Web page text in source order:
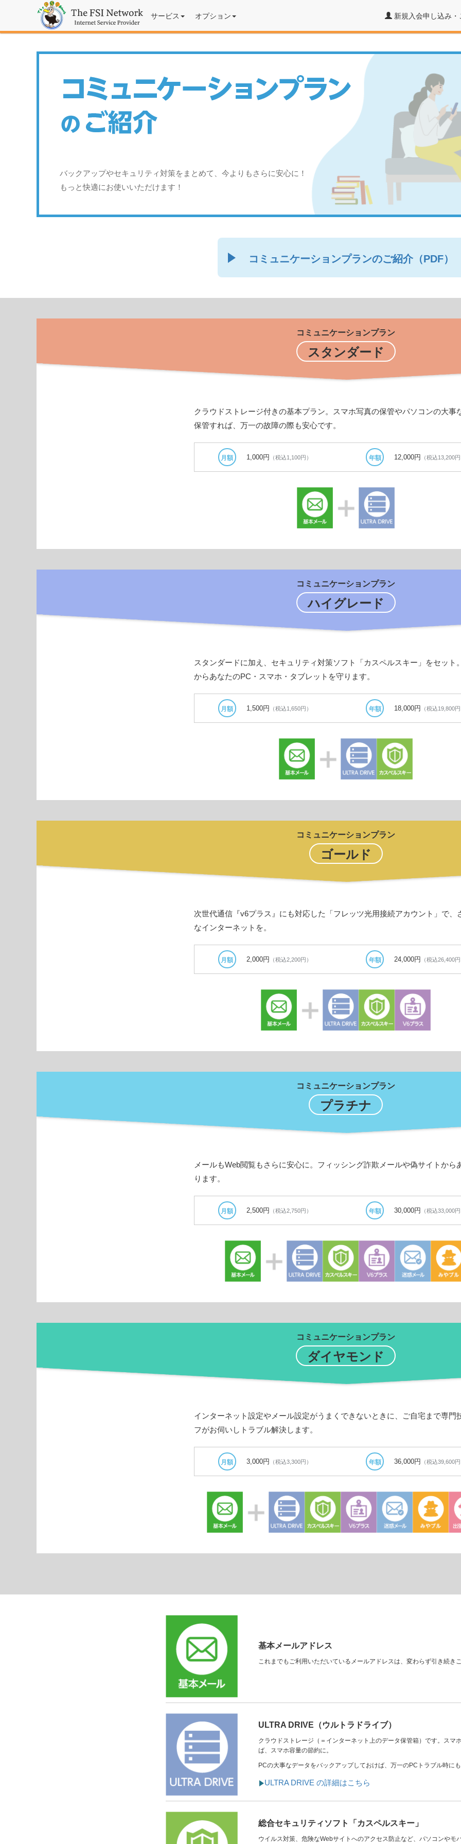
サービス オプション 新規入会申し込み
バックアップやセキュリティ対策をまとめて、今よりもさらに安心に！
もっと快適にお使いいただけます！
コミュニケーションプランのご紹介（PDF）
コミュニケーションプラン
スタンダード
クラウドストレージ付きの基本プラン。スマホ写真の保管やパソコンの大事
保管すれば、万一の故障の際も安心です。
月額 1,000円 （税込1,100円） 年額 12,000円 （税込13,200
コミュニケーションプラン
ハイグレード
スタンダードに加え、セキュリティ対策ソフト「カスペルスキー」をセット
からあなたのPC・スマホ・タブレットを守ります。
月額 1,500円 （税込1,650円） 年額 18,000円 （税込19,800
コミュニケーションプラン
ゴールド
次世代通信『v6プラス』にも対応した「フレッツ光用接続アカウント」で、
なインターネットを。
月額 2,000円 （税込2,200円） 年額 24,000円 （税込26,400
コミュニケーションプラン
プラチナ
メールもWeb閲覧もさらに安心に。フィッシング詐欺メールや偽サイトから
ります。
月額 2,500円 （税込2,750円） 年額 30,000円 （税込33,000
コミュニケーションプラン
ダイヤモンド
インターネット設定やメール設定がうまくできないときに、ご自宅まで専門
フがお伺いしトラブル解決します。
月額 3,000円 （税込3,300円） 年額 36,000円 （税込39,600
基本メールアドレス
これまでもご利用いただいているメールアドレスは、変わらず引き続き
ULTRA DRIVE（ウルトラドライブ）
クラウドストレージ（＝インターネット上のデータ保管箱）です。スマ
ば、スマホ容量の節約に。
PCの大事なデータをバックアップしておけば、万一のPCトラブル時に
ULTRA DRIVE の詳細はこちら
総合セキュリティソフト「カスペルスキー」
ウイルス対策、危険なWebサイトへのアクセス防止など、パソコンやモ